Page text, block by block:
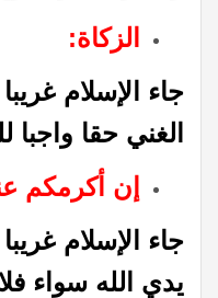
الزكاة:
جاء الإسلام
الغني حقا واجبا
إن أكرمكم
جاء الإسلام
يدي الله سواء